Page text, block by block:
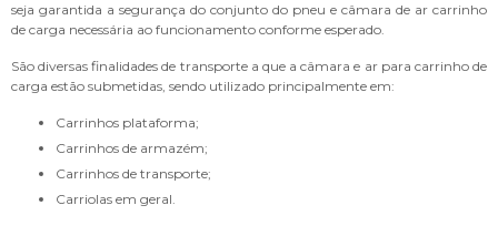
seja garantida a segurança do conjunto do pneu e câmara de ar carrinho
de carga necessária ao funcionamento conforme esperado.
São diversas finalidades de transporte a que a câmara e ar para carrinho de
carga estão submetidas, sendo utilizado principalmente em:
Carrinhos plataforma;
Carrinhos de armazém;
Carrinhos de transporte;
Carriolas em geral.